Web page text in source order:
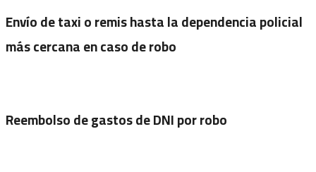
Envío de taxi o remis hasta la dependencia policial
más cercana en caso de robo
Reembolso de gastos de DNI por robo